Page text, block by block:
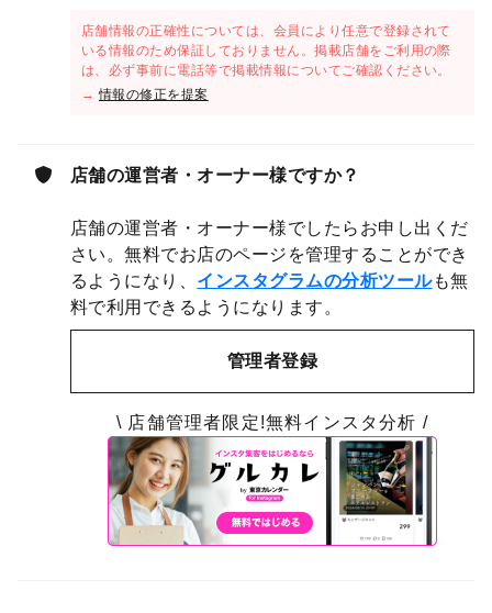
店舗情報の正確性については、会員により任意で登録されて
いる情報のため保証しておりません。掲載店舗をご利用の際
は、必ず事前に電話等で掲載情報についてご確認ください。
→情報の修正を提案
店舗の運営者・オーナー様ですか？
店舗の運営者・オーナー様でしたらお申し出くだ
さい。無料でお店のページを管理することができ
るようになり、 インスタグラムの分析ツールも無
料で利用できるようになります。
管理者登録
\ 店舗管理者限定!無料インスタ分析 /